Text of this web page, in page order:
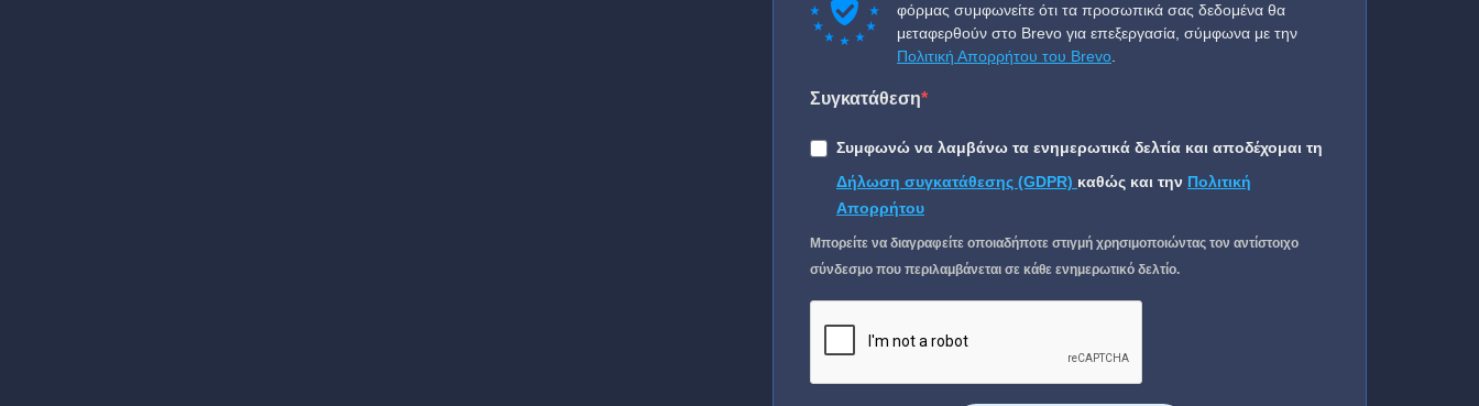
φόρμας συμφωνείτε ότι τα προσωπικά σας δεδομένα θα
μεταφερθούν στο Brevo για επεξεργασία, σύμφωνα με την
Πολιτική Απορρήτου του Brevo
Συγκατάθεση
Συμφωνώ να λαμβάνω τα ενημερωτικά δελτία και αποδέχομαι τη
Δήλωση συγκατάθεσης (GDPR) καθώς και την Πολιτική
Απορρήτου
Μπορείτε να διαγραφείτε οποιαδήποτε στιγμή χρησιμοποιώντας τον αντίστοιχο
σύνδεσμο που περιλαμβάνεται σε κάθε ενημερωτικό δελτίο.